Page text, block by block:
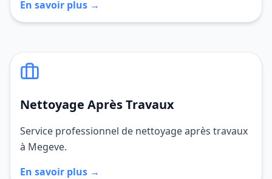
En savoir plus →
Nettoyage Après Travaux
Service professionnel de nettoyage après travaux
à Megeve.
En savoir plus →